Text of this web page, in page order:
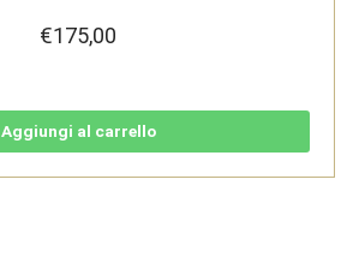
€175,00
Aggiungi al carrello